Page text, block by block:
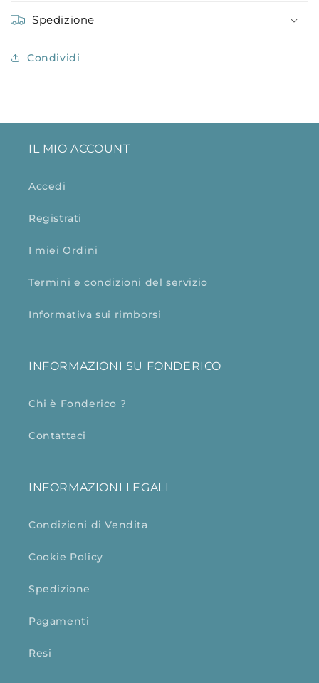
Spedizione
Condividi
IL MIO ACCOUNT
Accedi
Registrati
I miei Ordini
Termini e condizioni del servizio
Informativa sui rimborsi
INFORMAZIONI SU FONDERICO
Chi è Fonderico ?
Contattaci
INFORMAZIONI LEGALI
Condizioni di Vendita
Cookie Policy
Spedizione
Pagamenti
Resi